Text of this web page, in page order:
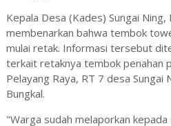
Kepala Desa (Kades) Sungai
membenarkan bahwa tembok
mulai retak. Informasi tersebut
terkait retaknya tembok penahan
Pelayang Raya, RT 7 desa Sungai
Bungkal.
"Warga sudah melaporkan